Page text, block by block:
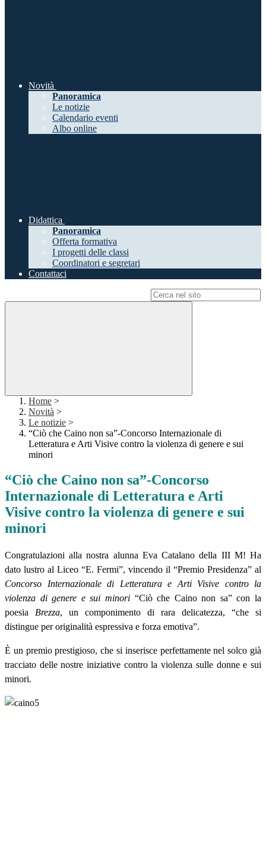
Novità
Panoramica
Le notizie
Calendario eventi
Albo online
Didattica
Panoramica
Offerta formativa
I progetti delle classi
Coordinatori e segretari
Contattaci
Home >
Novità >
Le notizie >
“Ciò che Caino non sa”-Concorso Internazionale di
Letteratura e Arti Visive contro la violenza di genere e sui
minori
“Ciò che Caino non sa”-Concorso
Internazionale di Letteratura e Arti
Visive contro la violenza di genere e sui
minori
Congratulazioni alla nostra alunna Eva Catalano della III M! Ha
dato lustro al Liceo “E. Fermi”, vincendo il “Premio Presidenza” al
Concorso Internazionale di Letteratura e Arti Visive contro la
violenza di genere e sui minori“Ciò che Caino non sa” con la
poesia Brezza, un componimento di rara delicatezza, “che si
distingue per originalità espressiva e forza emotiva”.
È un premio prestigioso, che si inserisce perfettamente nel solco già
tracciato delle nostre iniziative contro la violenza sulle donne e sui
minori.